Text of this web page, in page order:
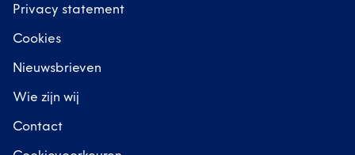
Privacy statement
Cookies
Nieuwsbrieven
Wie zijn wij
Contact